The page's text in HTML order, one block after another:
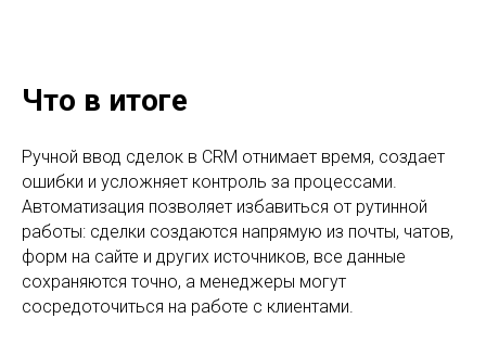
Что в итоге
Ручной ввод сделок в CRM отнимает время, создает
ошибки и усложняет контроль за процессами.
Автоматизация позволяет избавиться от рутинной
работы: сделки создаются напрямую из почты, чатов,
форм на сайте и других источников, все данные
сохраняются точно, а менеджеры могут
сосредоточиться на работе с клиентами.